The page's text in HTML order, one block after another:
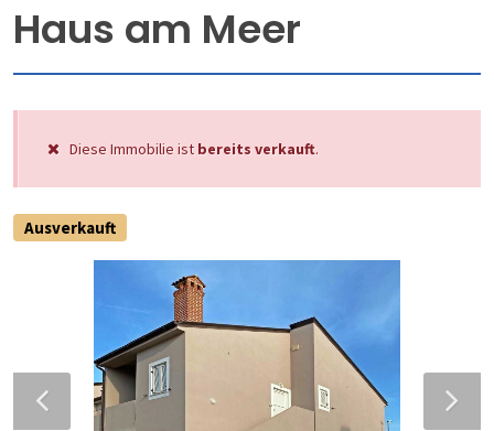
Haus am Meer
Diese Immobilie ist bereits verkauft.
Ausverkauft